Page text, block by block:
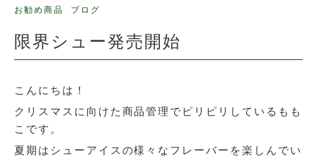
お勧め商品 ブログ
限界シュー発売開始
こんにちは！
クリスマスに向けた商品管理でピリピリしているもも
こです。
夏期はシューアイスの様々なフレーバーを楽しんでい